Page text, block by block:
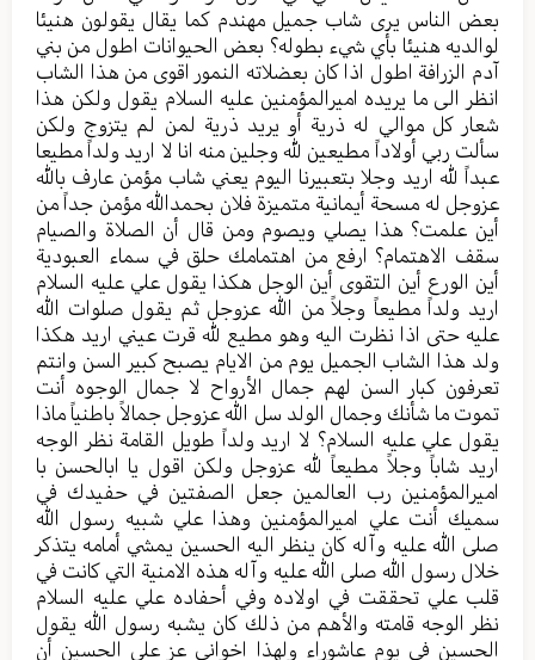
بعض الناس يرى شاب جميل مهندم كما يقال يقولون هنيئا
لوالديه هنيئا بأي شيء بطوله؟ بعض الحيوانات اطول من بني
آدم الزرافة اطول اذا كان بعضلاته النمور اقوى من هذا الشاب
انظر الى ما يريده اميرالمؤمنين عليه السلام يقول ولكن هذا
شعار كل موالي له ذرية أو يريد ذرية لمن لم يتزوج ولكن
سألت ربي أولاداً مطيعين لله وجلين منه انا لا اريد ولداً مطيعا
عبداً لله اريد وجلا بتعبيرنا اليوم يعني شاب مؤمن عارف بالله
عزوجل له مسحة أيمانية متميزة فلان بحمدالله مؤمن جداً من
أين علمت؟ هذا يصلي ويصوم ومن قال أن الصلاة والصيام
سقف الاهتمام؟ ارفع من اهتمامك حلق في سماء العبودية
أين الورع أين التقوى أين الوجل هكذا يقول علي عليه السلام
اريد ولداً مطيعاً وجلاً من الله عزوجل ثم يقول صلوات الله
عليه حتى اذا نظرت اليه وهو مطيع لله قرت عيني اريد هكذا
ولد هذا الشاب الجميل يوم من الايام يصبح كبير السن وانتم
تعرفون كبار السن لهم جمال الأرواح لا جمال الوجوه أنت
تموت ما شأنك وجمال الولد سل الله عزوجل جمالاً باطنياً ماذا
يقول علي عليه السلام؟ لا اريد ولداً طويل القامة نظر الوجه
اريد شاباً وجلاً مطيعاً لله عزوجل ولكن اقول يا ابالحسن با
اميرالمؤمنين رب العالمين جعل الصفتين في حفيدك في
سميك أنت علي اميرالمؤمنين وهذا علي شبيه رسول الله
صلى الله عليه وآله كان ينظر اليه الحسين يمشي أمامه يتذكر
خلال رسول الله صلى الله عليه وآله هذه الامنية التي كانت في
قلب علي تحققت في اولاده وفي أحفاده علي عليه السلام
نظر الوجه قامته والأهم من ذلك كان يشبه رسول الله يقول
الحسين في يوم عاشوراء ولهذا اخواني عز على الحسين أن